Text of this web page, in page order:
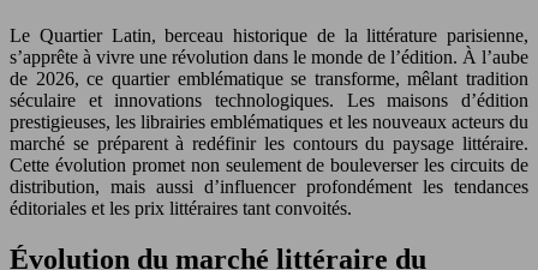
Le Quartier Latin, berceau historique de la littérature parisienne,
s’apprête à vivre une révolution dans le monde de l’édition. À l’aube
de 2026, ce quartier emblématique se transforme, mêlant tradition
séculaire et innovations technologiques. Les maisons d’édition
prestigieuses, les librairies emblématiques et les nouveaux acteurs du
marché se préparent à redéfinir les contours du paysage littéraire.
Cette évolution promet non seulement de bouleverser les circuits de
distribution, mais aussi d’influencer profondément les tendances
éditoriales et les prix littéraires tant convoités.
Évolution du marché littéraire du